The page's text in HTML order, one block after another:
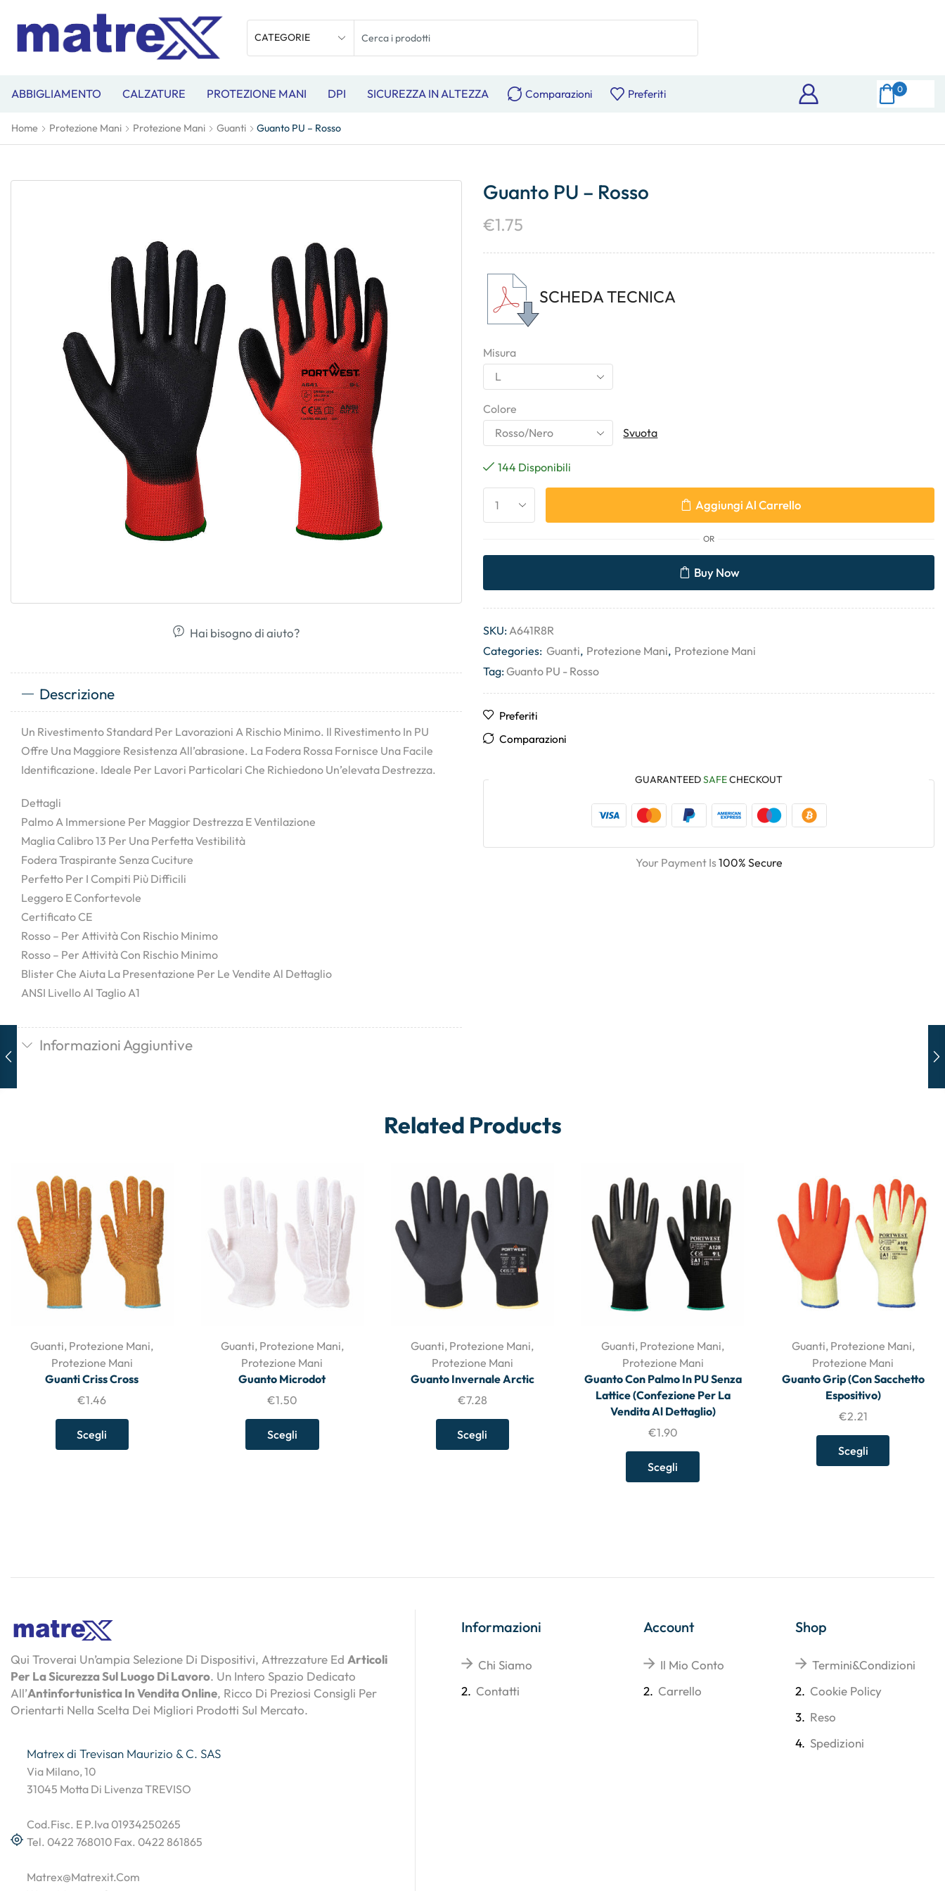
ABBIGLIAMENTO CALZATURE PROTEZIONE MANI DPI SICUREZZA IN ALTEZZA Comparazioni Preferiti 0
Home Protezione Mani Protezione Mani Guanti Guanto PU – Rosso
Hai bisogno di aiuto?
Descrizione
Un Rivestimento Standard Per Lavorazioni A Rischio Minimo. Il Rivestimento In PU
Offre Una Maggiore Resistenza All’abrasione. La Fodera Rossa Fornisce Una Facile
Identificazione. Ideale Per Lavori Particolari Che Richiedono Un’elevata Destrezza.
Dettagli
Palmo A Immersione Per Maggior Destrezza E Ventilazione
Maglia Calibro 13 Per Una Perfetta Vestibilità
Fodera Traspirante Senza Cuciture
Perfetto Per I Compiti Più Difficili
Leggero E Confortevole
Certificato CE
Rosso – Per Attività Con Rischio Minimo
Rosso – Per Attività Con Rischio Minimo
Blister Che Aiuta La Presentazione Per Le Vendite Al Dettaglio
ANSI Livello Al Taglio A1
Informazioni Aggiuntive
Guanto PU – Rosso
€1.75
SCHEDA TECNICA
Misura
Colore
Svuota
144 Disponibili
Aggiungi Al Carrello
OR
Buy Now
SKU:A641R8R
Categories: Guanti, Protezione Mani, Protezione Mani
Tag:Guanto PU - Rosso
Preferiti
Comparazioni
GUARANTEEDSAFECHECKOUT
Your Payment Is100% Secure
Related Products
Guanti, Protezione Mani,
Protezione Mani
Guanti Criss Cross
€1.46
Scegli
Guanti, Protezione Mani,
Protezione Mani
Guanto Microdot
€1.50
Scegli
Guanti, Protezione Mani,
Protezione Mani
Guanto Invernale Arctic
€7.28
Scegli
Guanti, Protezione Mani,
Protezione Mani
Guanto Con Palmo In PU Senza
Lattice (Confezione Per La
Vendita Al Dettaglio)
€1.90
Scegli
Guanti, Protezione Mani,
Protezione Mani
Guanto Grip (con Sacchetto
Espositivo)
€2.21
Scegli
Qui Troverai Un’ampia Selezione Di Dispositivi, Attrezzature Ed Articoli
Per La Sicurezza Sul Luogo Di Lavoro. Un Intero Spazio Dedicato
All’Antinfortunistica In Vendita Online, Ricco Di Preziosi Consigli Per
Orientarti Nella Scelta Dei Migliori Prodotti Sul Mercato.
Matrex di Trevisan Maurizio & C. SAS
Via Milano, 10
31045 Motta Di Livenza TREVISO
Cod.Fisc. E P.Iva 01934250265
Tel. 0422 768010 Fax. 0422 861865
Matrex@matrexit.com
Informazioni
Chi Siamo
2. Contatti
Account
Il Mio Conto
2. Carrello
Shop
Termini&Condizioni
2. Cookie Policy
3. Reso
4. Spedizioni